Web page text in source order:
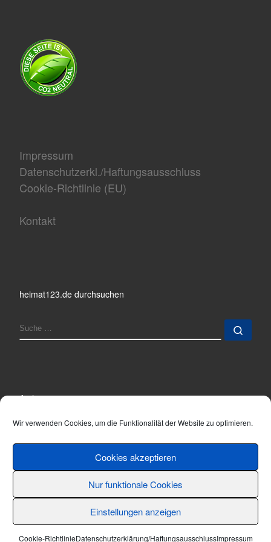
Wir verwenden Cookies, um die Funktionalität der Website zu optimieren.
Cookies akzeptieren
Nur funktionale Cookies
Einstellungen anzeigen
Cookie-RichtlinieDatenschutzerklärung/HaftungsausschlussImpressum
Impressum
Datenschutzerkl./Haftungsausschluss
Cookie-Richtlinie (EU)
Kontakt
heimat123.de durchsuchen
SUCHE
Archiv
© 2001 - 2026 Thomas Hönemann – Alle Rechte vorbehalten